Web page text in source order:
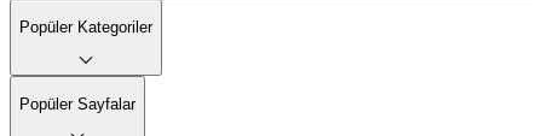
Popüler Kategoriler
Popüler Sayfalar